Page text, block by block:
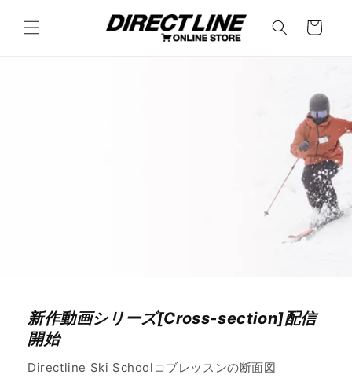
ンツに
進む
ー
新作動画シリーズ[Cross-section]配信
開始
Directline Ski Schoolコブレッスンの断面図